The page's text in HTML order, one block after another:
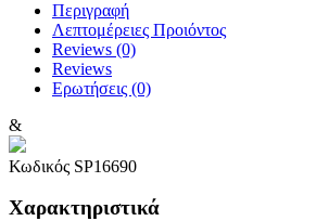
Περιγραφή
Λεπτομέρειες Προιόντος
Reviews (0)
Reviews
Ερωτήσεις (0)
&
Κωδικός SP16690
Χαρακτηριστικά